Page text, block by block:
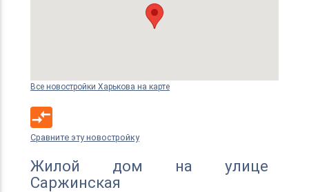
Все новостройки Харькова на карте
compare_arrows
Сравните эту новостройку
Жилой дом на улице
Саржинская